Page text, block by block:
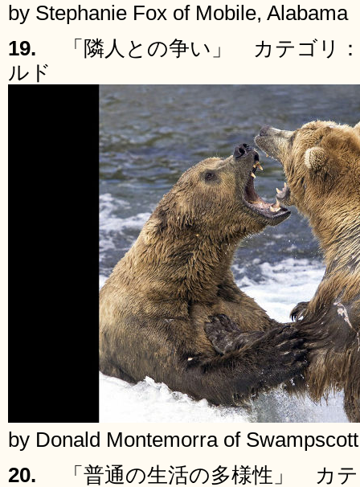
by Stephanie Fox of Mobile, Alabama
19.
「隣人との争い」 カテゴリ
ルド
by Donald Montemorra of
20.
「普通の生活の多様性」 カテ